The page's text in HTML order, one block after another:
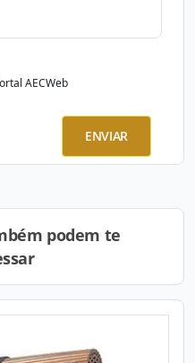
AECWeb
ENVIAR
podem te